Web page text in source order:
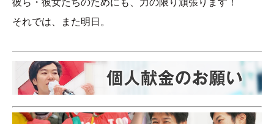
彼ら・彼女たちのためにも、力の限り頑張ります！
それでは、また明日。